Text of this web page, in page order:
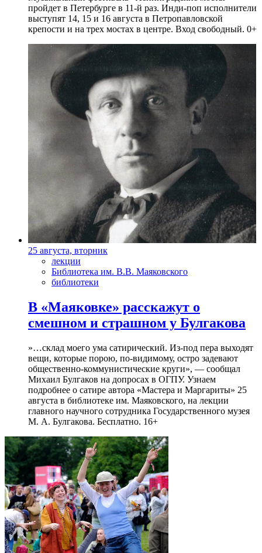
пройдет в Петербурге в 11-й раз. Инди-поп исполнители
выступят 14, 15 и 16 августа в Петропавловской
крепости и на трех мостах в центре. Вход свободный. 0+
25 августа, вторник
лекции
Библиотека им. В.В. Маяковского
библиотеки
В «Маяковке» расскажут о
смешном и страшном у Булгакова
»…склад моего ума сатирический. Из-под пера выходят
вещи, которые порою, по-видимому, остро задевают
общественно-коммунистические круги», — сообщал
Михаил Булгаков на допросах в ОГПУ. Узнаем
подробнее о сатире автора «Мастера и Маргариты» 25
августа в библиотеке им. Маяковского, на лекции
главного научного сотрудника Государственного музея
М. А. Булгакова. Бесплатно. 16+